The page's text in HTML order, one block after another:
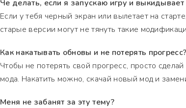
Че делать, если я запускаю игру и выкидывает
Если у тебя черный экран или вылетает на
старые версии могут не тянуть такие
Как накатывать обновы и не потерять прогресс?
Чтобы не потерять свой прогресс, просто
мода. Накатить можно, скачай новый мод и
Меня не забанят за эту тему?